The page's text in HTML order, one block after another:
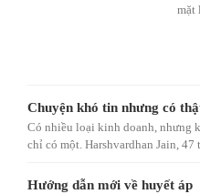
mặt
Chuyện khó tin nhưng có
Có nhiều loại kinh doanh, nhưng
chỉ có một. Harshvardhan Jain,
Hướng dẫn mới về huyết áp